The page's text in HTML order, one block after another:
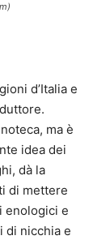
d’Italia e
ma è
idea dei
dà la
di mettere
enologici e
di nicchia e